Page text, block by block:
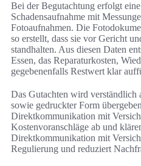
Bei der Begutachtung erfolgt
Schadensaufnahme mit
Fotoaufnahmen. Die
so erstellt, dass sie vor Gericht
standhalten. Aus diesen Daten
Essen, das Reparaturkosten,
gegebenenfalls Restwert klar
Das Gutachten wird verständlich
sowie gedruckter Form
Direktkommunikation mit
Kostenvoranschläge ab und
Direktkommunikation mit
Regulierung und reduziert